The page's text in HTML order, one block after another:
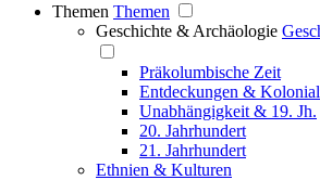
Themen Themen
Geschichte & Archäologie
Präkolumbische Zeit
Entdeckungen &
Unabhängigkeit & 19. Jh.
20. Jahrhundert
21. Jahrhundert
Ethnien & Kulturen